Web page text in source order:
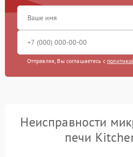
Отправляя, Вы соглашаетесь с
Неисправности
печи